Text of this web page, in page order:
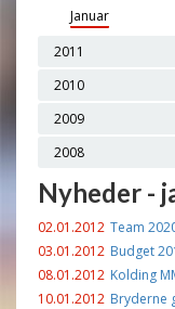
Januar
2011
2010
2009
2008
Nyheder -
02.01.2012 Team
03.01.2012 Budget
08.01.2012 Kolding
10.01.2012 Bryderne